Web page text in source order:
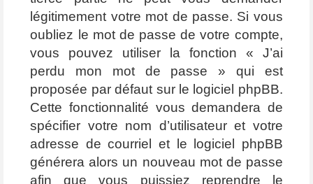
légitimement votre mot de passe. Si vous
oubliez le mot de passe de votre compte,
vous pouvez utiliser la fonction « J’ai
perdu mon mot de passe » qui est
proposée par défaut sur le logiciel phpBB.
Cette fonctionnalité vous demandera de
spécifier votre nom d’utilisateur et votre
adresse de courriel et le logiciel phpBB
générera alors un nouveau mot de passe
afin que vous puissiez reprendre le